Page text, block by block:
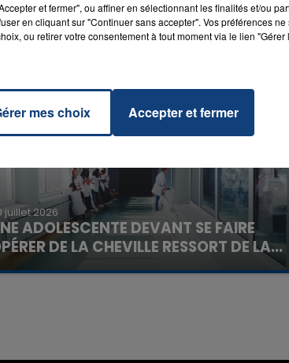
juillet 2026
ADOLESCENTE DEVANT SE FAIRE
DE LA CHEVILLE RESSORT DE LA...
famille a porté plainte contre la clinique qui a
et fermer", ou affiner en sélectionnant les finalités et/ou
en cliquant sur "Continuer sans accepter". Vos préférences
ou retirer votre consentement à tout moment via le lien
mes choix Accepter et fermer